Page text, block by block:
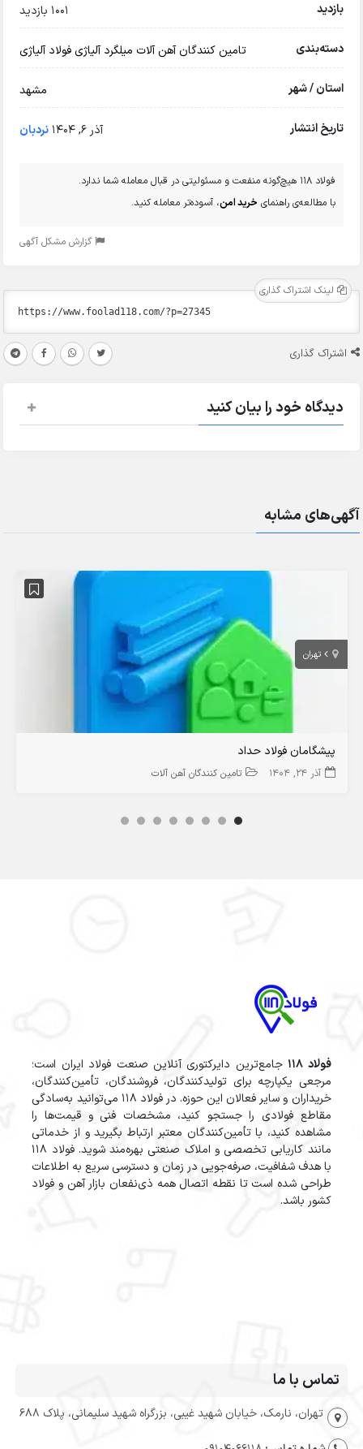
بازدید 1001 بازدید
دسته‌بندی تامین کنندگان آهن آلات میلگرد آلیاژی فولاد آلیاژی
استان / شهر مشهد
تاریخ انتشار آذر 6, 1404 نردبان
فولاد 118 هیچ‌گونه منفعت و مسئولیتی در قبال معامله شما ندارد.
با مطالعه‌ی راهنمای خرید امن، آسوده‌تر معامله کنید.
گزارش مشکل آگهی
لینک اشتراک گذاری
اشتراک گذاری
دیدگاه خود را بیان کنید
آگهی‌های مشابه
تهران
پیشگامان فولاد حداد
آذر 24, 1404 تامین کنندگان آهن آلات
فولاد 118
جامع‌ترین دایرکتوری آنلاین صنعت فولاد ایران است؛
مرجعی یکپارچه برای تولیدکنندگان، فروشندگان، تأمین‌کنندگان،
خریداران و سایر فعالان این حوزه. در فولاد 118 می‌توانید به‌سادگی
مقاطع فولادی را جستجو کنید، مشخصات فنی و قیمت‌ها را
مشاهده کنید، با تأمین‌کنندگان معتبر ارتباط بگیرید و از خدماتی
مانند کاریابی تخصصی و املاک صنعتی بهره‌مند شوید. فولاد 118
با هدف شفافیت، صرفه‌جویی در زمان و دسترسی سریع به اطلاعات
طراحی شده است تا نقطه اتصال همه ذی‌نفعان بازار آهن و فولاد
کشور باشد.
تماس با ما
تهران، نارمک، خیابان شهید غیبی، بزرگراه شهید سلیمانی، پلاک 688